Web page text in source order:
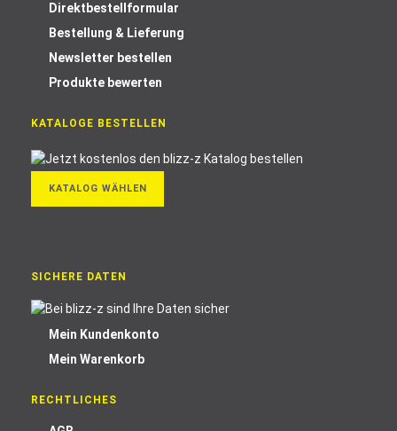
Direktbestellformular
Bestellung & Lieferung
Newsletter bestellen
Produkte bewerten
KATALOGE BESTELLEN
KATALOG WÄHLEN
SICHERE DATEN
Mein Kundenkonto
Mein Warenkorb
RECHTLICHES